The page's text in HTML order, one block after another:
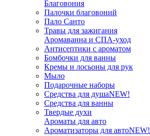
Благовония
Палочки благовоний
Пало Санто
Травы для зажигания
Аромаванна и СПА-уход
Антисептики с ароматом
Бомбочки для ванны
Кремы и лосьоны для рук
Мыло
Подарочные наборы
Средства для душаNEW!
Средства для ванны
Твердые духи
Ароматы для авто
Ароматизаторы для автоNEW!